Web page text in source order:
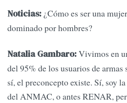
Noticias: ¿Cómo es ser una
dominado por hombres?
Natalia Gambaro:Vivimos en
del 95% de los usuarios de armas
sí, el preconcepto existe. Sí, soy
del ANMAC, o antes RENAR,